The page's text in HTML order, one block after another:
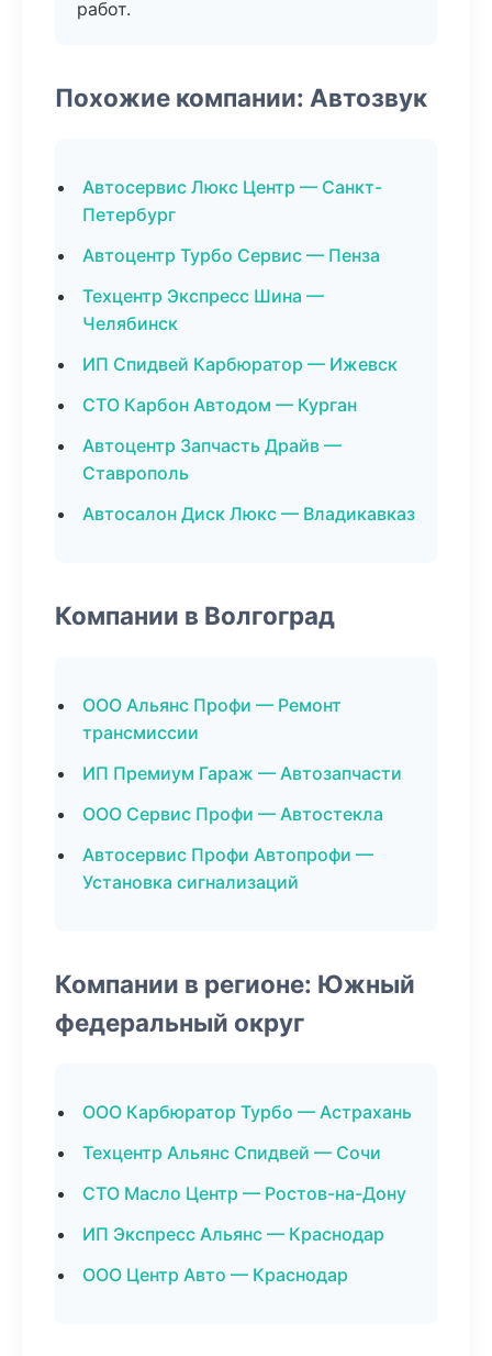
работ.
Похожие компании: Автозвук
Автосервис Люкс Центр — Санкт-
Петербург
Автоцентр Турбо Сервис — Пенза
Техцентр Экспресс Шина —
Челябинск
ИП Спидвей Карбюратор — Ижевск
СТО Карбон Автодом — Курган
Автоцентр Запчасть Драйв —
Ставрополь
Автосалон Диск Люкс — Владикавказ
Компании в Волгоград
ООО Альянс Профи — Ремонт
трансмиссии
ИП Премиум Гараж — Автозапчасти
ООО Сервис Профи — Автостекла
Автосервис Профи Автопрофи —
Установка сигнализаций
Компании в регионе: Южный
федеральный округ
ООО Карбюратор Турбо — Астрахань
Техцентр Альянс Спидвей — Сочи
СТО Масло Центр — Ростов-на-Дону
ИП Экспресс Альянс — Краснодар
ООО Центр Авто — Краснодар